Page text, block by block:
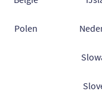
Polen